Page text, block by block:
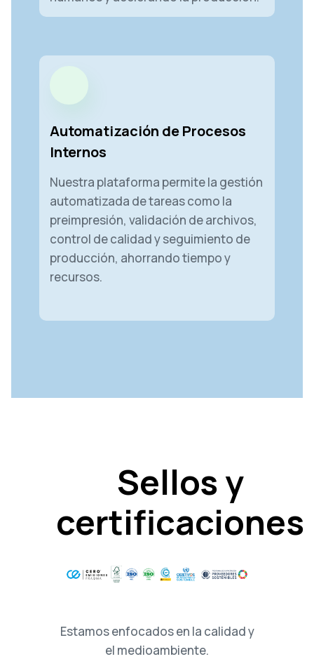
Automatización de Procesos
Internos
Nuestra plataforma permite la gestión
automatizada de tareas como la
preimpresión, validación de archivos,
control de calidad y seguimiento de
producción, ahorrando tiempo y
recursos.
Sellos y
certificaciones
Estamos enfocados en la calidad y
el medioambiente.